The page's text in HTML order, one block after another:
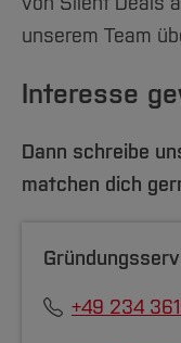
unserem Team
Interesse
Dann schreibe
matchen dich
+49 234